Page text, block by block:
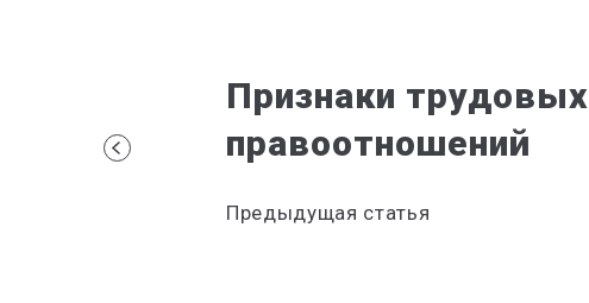
Признаки трудовых
правоотношений
Предыдущая статья